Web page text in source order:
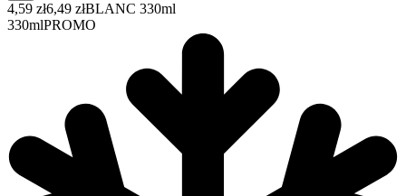
4,59 zł6,49 złBLANC 330ml
330mlPROMO